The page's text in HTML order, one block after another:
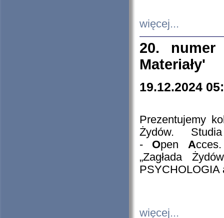
więcej...
20. numer
Materiały'
19.12.2024
Prezentujemy
Żydów.
- Open A
„Zagłada
PSYCHOLOGIA
więcej...